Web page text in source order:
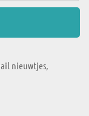
nieuwtjes,